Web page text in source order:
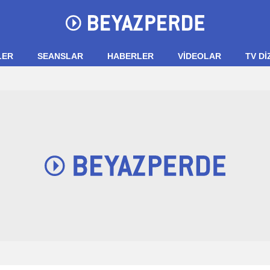
SEANSLAR HABERLER VIDEOLAR TV